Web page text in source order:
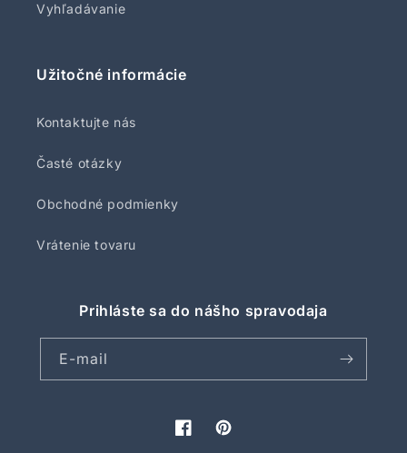
Vyhľadávanie
Užitočné informácie
Kontaktujte nás
Časté otázky
Obchodné podmienky
Vrátenie tovaru
Prihláste sa do nášho spravodaja
E-mail
FacebookPinterest